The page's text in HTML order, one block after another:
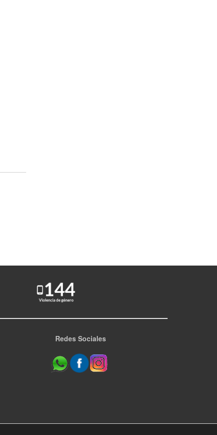
Redes Sociales